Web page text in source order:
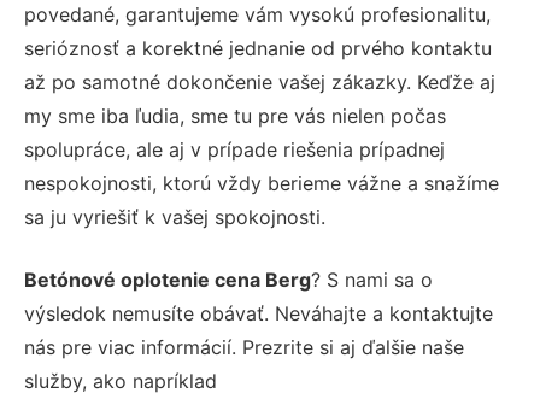
povedané, garantujeme vám vysokú profesionalitu,
serióznosť a korektné jednanie od prvého kontaktu
až po samotné dokončenie vašej zákazky. Keďže aj
my sme iba ľudia, sme tu pre vás nielen počas
spolupráce, ale aj v prípade riešenia prípadnej
nespokojnosti, ktorú vždy berieme vážne a snažíme
sa ju vyriešiť k vašej spokojnosti.
Betónové oplotenie cena Berg? S nami sa o
výsledok nemusíte obávať. Neváhajte a kontaktujte
nás pre viac informácií. Prezrite si aj ďalšie naše
služby, ako napríklad